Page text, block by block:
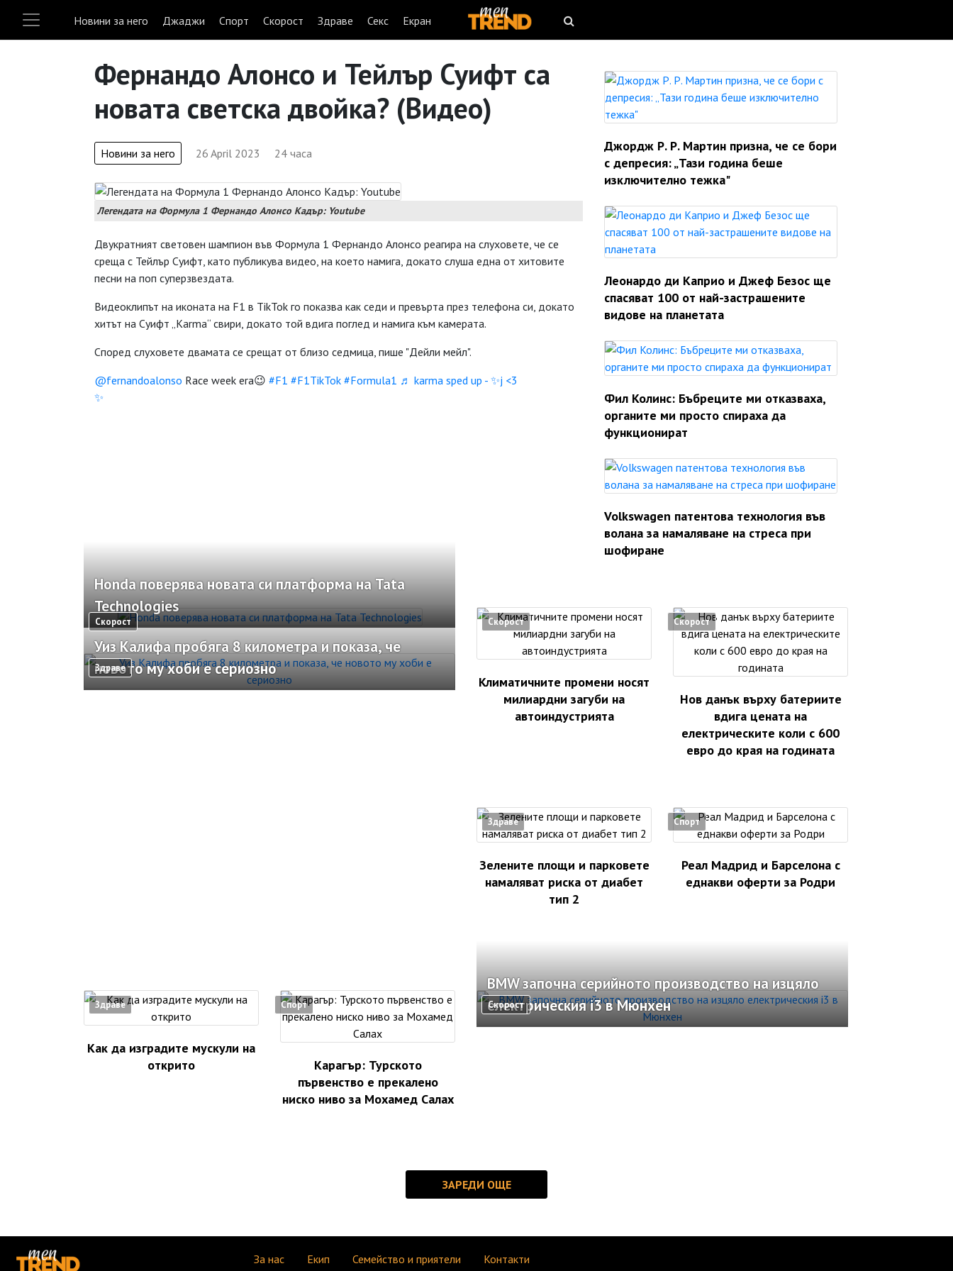
Новини за него Джаджи Спорт Скорост Здраве Секс Екран
Фернандо Алонсо и Тейлър Суифт са
новата светска двойка? (Видео)
Новини за него 26 April 2023 24 часа
Легендата на Формула 1 Фернандо Алонсо Кадър: Youtube
Двукратният световен шампион във Формула 1 Фернандо Алонсо реагира на слуховете, че се
среща с Тейлър Суифт, като публикува видео, на което намига, докато слуша една от хитовите
песни на поп суперзвездата.
Видеоклипът на иконата на F1 в TikTok го показва как седи и превърта през телефона си, докато
хитът на Суифт „Karma“ свири, докато той вдига поглед и намига към камерата.
Според слуховете двамата се срещат от близо седмица, пише "Дейли мейл".
@fernandoalonso Race week era😉 #F1 #F1TikTok #Formula1 ♬ karma sped up - ✨️j <3
✨️
Джордж Р. Р. Мартин призна, че се бори
с депресия: „Тази година беше
изключително тежка"
Леонардо ди Каприо и Джеф Безос ще
спасяват 100 от най-застрашените
видове на планетата
Фил Колинс: Бъбреците ми отказваха,
органите ми просто спираха да
функционират
Volkswagen патентова технология във
волана за намаляване на стреса при
шофиране
Скорост
Honda поверява новата си платформа на Tata
Technologies
Здраве
Уиз Калифа пробяга 8 километра и показа, че
новото му хоби е сериозно
Скорост
Климатичните промени носят
милиардни загуби на
автоиндустрията
Скорост
Нов данък върху батериите
вдига цената на
електрическите коли с 600
евро до края на годината
Здраве
Зелените площи и парковете
намаляват риска от диабет
тип 2
Спорт
Реал Мадрид и Барселона с
еднакви оферти за Родри
Здраве
Как да изградите мускули на
открито
Спорт
Карагър: Турското
първенство е прекалено
ниско ниво за Мохамед Салах
Скорост
BMW започна серийното производство на изцяло
електрическия i3 в Мюнхен
За нас Екип Семейство и приятели Контакти